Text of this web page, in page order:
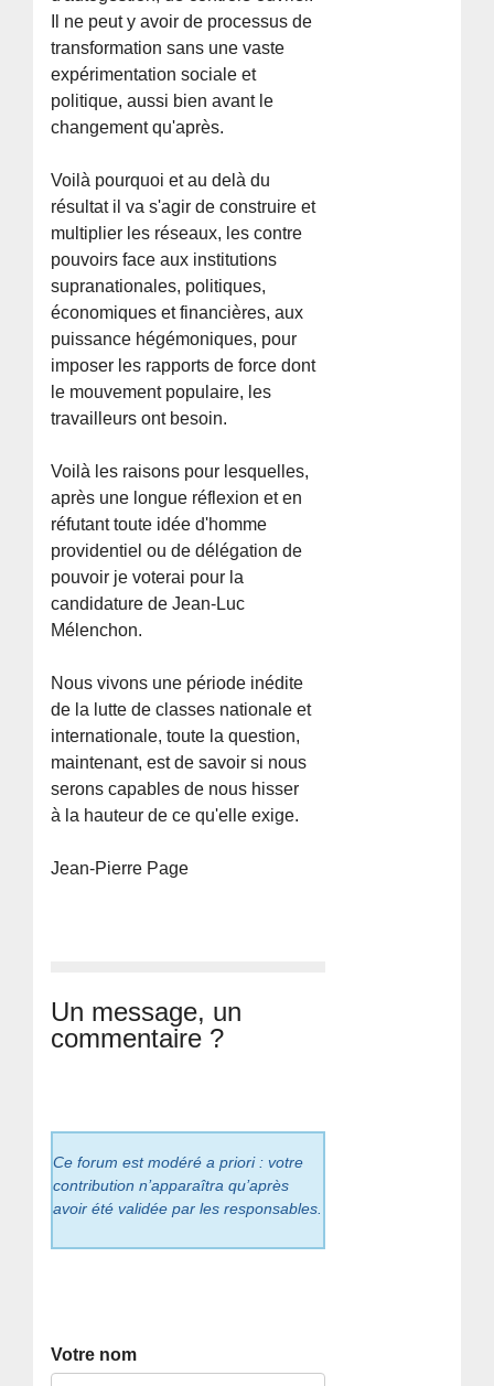
Il ne peut y avoir de processus de
transformation sans une vaste
expérimentation sociale et
politique, aussi bien avant le
changement qu'après.
Voilà pourquoi et au delà du
résultat il va s'agir de construire et
multiplier les réseaux, les contre
pouvoirs face aux institutions
supranationales, politiques,
économiques et financières, aux
puissance hégémoniques, pour
imposer les rapports de force dont
le mouvement populaire, les
travailleurs ont besoin.
Voilà les raisons pour lesquelles,
après une longue réflexion et en
réfutant toute idée d'homme
providentiel ou de délégation de
pouvoir je voterai pour la
candidature de Jean-Luc
Mélenchon.
Nous vivons une période inédite
de la lutte de classes nationale et
internationale, toute la question,
maintenant, est de savoir si nous
serons capables de nous hisser
à la hauteur de ce qu'elle exige.
Jean-Pierre Page
Un message, un
commentaire ?
Ce forum est modéré a priori : votre
contribution n’apparaîtra qu’après
avoir été validée par les responsables.
Votre nom